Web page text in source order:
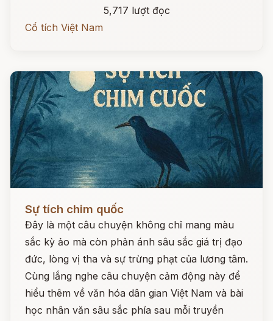
5,717 lượt đọc
Cổ tích Việt Nam
Sự tích chim quốc
Đây là một câu chuyện không chỉ mang màu
sắc kỳ ảo mà còn phản ánh sâu sắc giá trị đạo
đức, lòng vị tha và sự trừng phạt của lương tâm.
Cùng lắng nghe câu chuyện cảm động này để
hiểu thêm về văn hóa dân gian Việt Nam và bài
học nhân văn sâu sắc phía sau mỗi truyền